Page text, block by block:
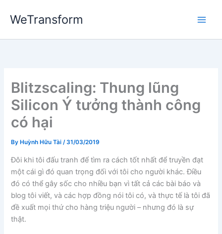
WeTransform
Blitzscaling: Thung lũng
Silicon Ý tưởng thành công
có hại
By Huỳnh Hữu Tài/31/03/2019
Đôi khi tôi đấu tranh để tìm ra cách tốt nhất để truyền đạt
một cái gì đó quan trọng đối với tôi cho người khác. Điều
đó có thể gây sốc cho nhiều bạn vì tất cả các bài báo và
blog tôi viết, và các hợp đồng nói tôi có, và thực tế là tôi đã
đề xuất mọi thứ cho hàng triệu người – nhưng đó là sự
thật.